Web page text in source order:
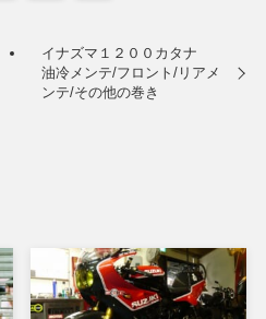
イナズマ１２００カタナ
油冷メンテ/フロント/リアメ
ンテ/その他の巻き